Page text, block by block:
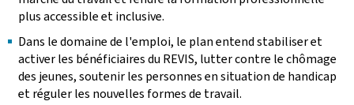
plus accessible et inclusive.
Dans le domaine de l'emploi, le plan entend stabiliser et
activer les bénéficiaires du REVIS, lutter contre le chômage
des jeunes, soutenir les personnes en situation de handicap
et réguler les nouvelles formes de travail.